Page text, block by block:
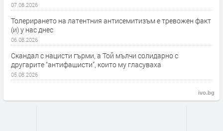
07.08.2026
Толерирането на латентния антисемитизъм е тревожен факт
(и) у нас днес
06.08.2026
Скандал с нацисти гърми, а Той мълчи солидарно с
другарите “антифашисти”, които му гласуваха
05.08.2026
ivo.bg